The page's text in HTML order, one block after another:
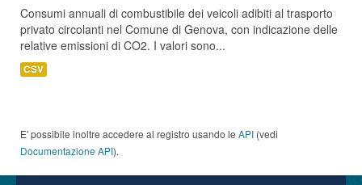
Consumi annuali di combustibile dei veicoli adibiti al trasporto
privato circolanti nel Comune di Genova, con indicazione delle
relative emissioni di CO2. I valori sono...
CSV
E' possibile inoltre accedere al registro usando le API (vedi
Documentazione API).